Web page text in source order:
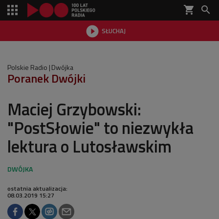
shopping_cart 
 SŁUCHAJ

Polskie Radio Dwójka
Poranek Dwójki
Maciej Grzybowski:
"PostSłowie" to niezwykła
lektura o Lutosławskim
ostatnia aktualizacja:
08.03.2019 15:27